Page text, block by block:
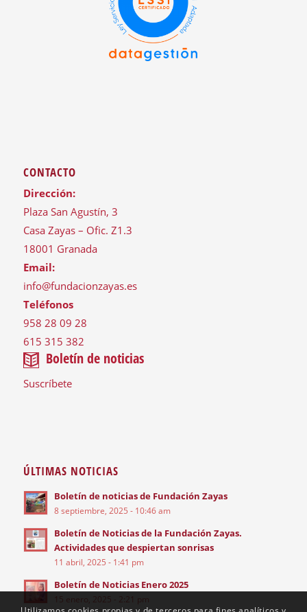
CONTACTO
Dirección:
Plaza San Agustín, 3
Casa Zayas – Ofic. Z1.3
18001 Granada
Email:
info@fundacionzayas.es
Teléfonos
958 28 09 28
615 315 382
Boletín de noticias
Suscríbete
ÚLTIMAS NOTICIAS
Boletín de noticias de Fundación Zayas
8 septiembre, 2025 - 10:46 am
Boletín de Noticias de la Fundación Zayas.
Actividades que despiertan sonrisas
11 abril, 2025 - 1:41 pm
Boletín de Noticias Enero 2025
15 enero, 2025 - 2:21 pm